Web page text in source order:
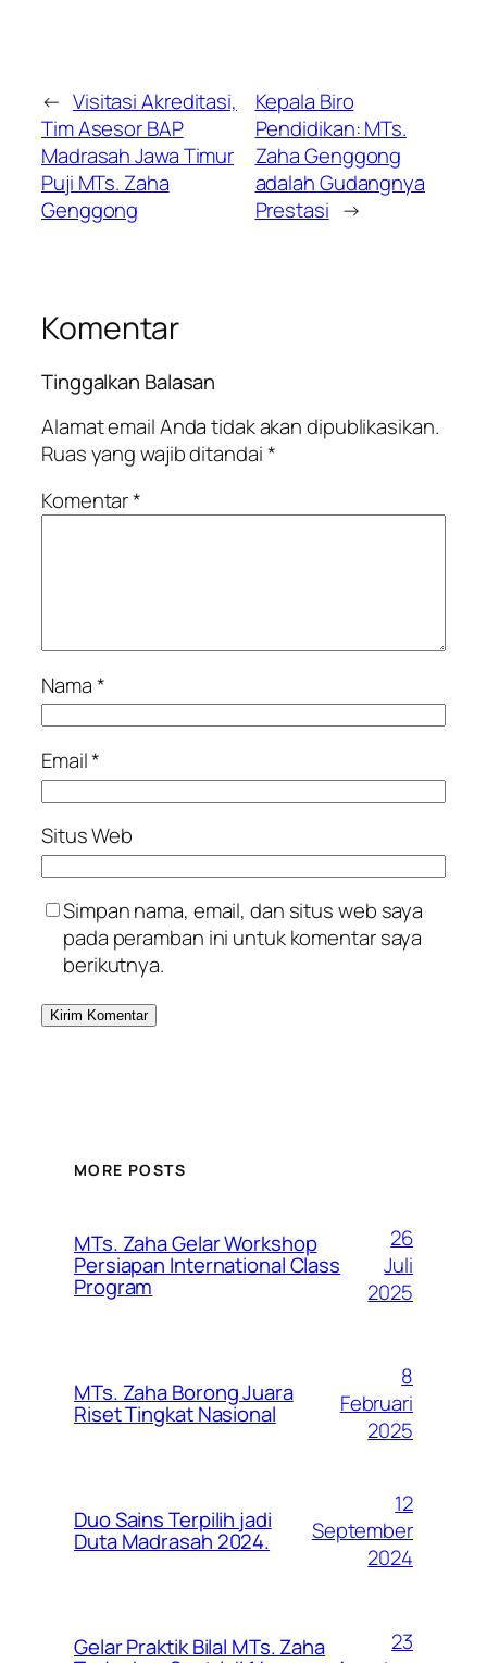
← Visitasi Akreditasi,
Tim Asesor BAP
Madrasah Jawa Timur
Puji MTs. Zaha
Genggong
Kepala Biro
Pendidikan: MTs.
Zaha Genggong
adalah Gudangnya
Prestasi →
Komentar
Tinggalkan Balasan
Alamat email Anda tidak akan dipublikasikan.
Ruas yang wajib ditandai*
Komentar*
Nama*
Email*
Situs Web
Simpan nama, email, dan situs web saya
pada peramban ini untuk komentar saya
berikutnya.
MORE POSTS
MTs. Zaha Gelar Workshop
Persiapan International Class
Program
26
Juli
2025
MTs. Zaha Borong Juara
Riset Tingkat Nasional
8
Februari
2025
Duo Sains Terpilih jadi
Duta Madrasah 2024.
12
September
2024
Gelar Praktik Bilal MTs. Zaha
23